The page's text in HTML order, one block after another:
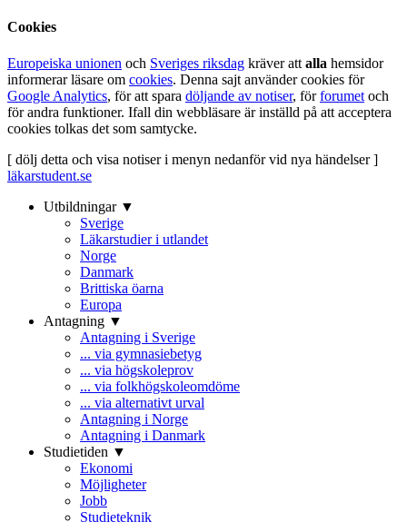
Cookies
Europeiska unionen och Sveriges riksdag kräver att alla hemsidor
informerar läsare om cookies. Denna sajt använder cookies för
Google Analytics, för att spara döljande av notiser, förforumet och
för andra funktioner. Ifall din webbläsare är inställd på att acceptera
cookies tolkas det som samtycke.
[ dölj detta och visa notiser i menyn nedanför vid nya händelser ]
läkarstudent.se
Utbildningar ▼
Sverige
Läkarstudier i utlandet
Norge
Danmark
Brittiska öarna
Europa
Antagning ▼
Antagning i Sverige
... via gymnasiebetyg
... via högskoleprov
... via folkhögskoleomdöme
... via alternativt urval
Antagning i Norge
Antagning i Danmark
Studietiden ▼
Ekonomi
Möjligheter
Jobb
Studieteknik